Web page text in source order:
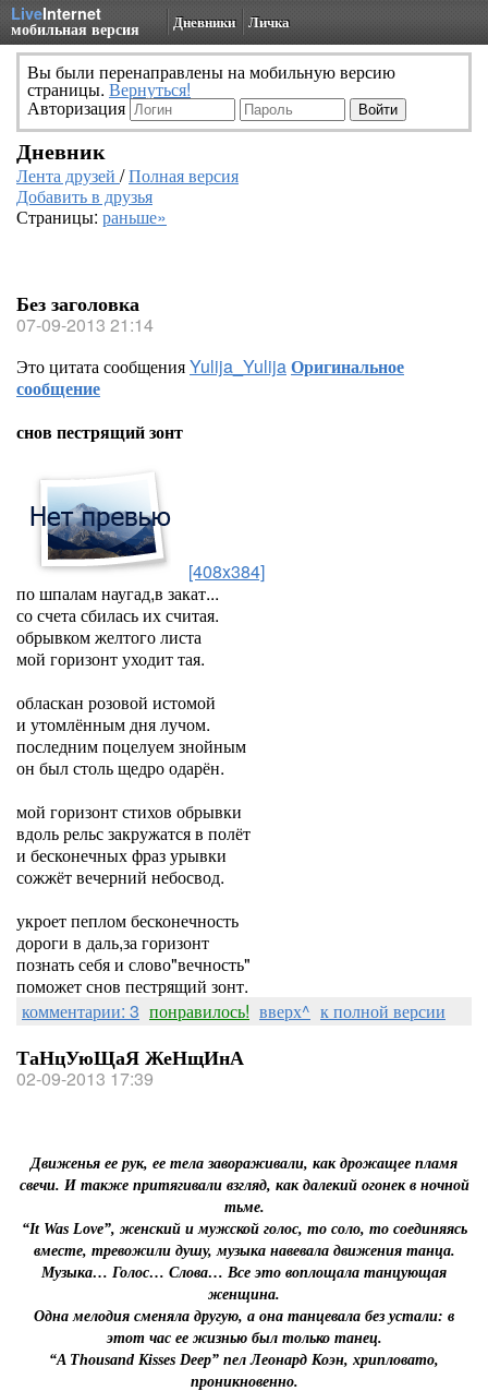
LiveInternet
мобильная версия Дневники Личка
Вы были перенаправлены на мобильную версию
страницы. Вернуться!
Авторизация
Дневник
Лента друзей /Полная версия
Добавить в друзья
Страницы: раньше»
Без заголовка
07-09-2013 21:14
Это цитата сообщенияYulija_YulijaОригинальное
сообщение
снов пестрящий зонт
[408x384]
по шпалам наугад,в закат...
со счета сбилась их считая.
обрывком желтого листа
мой горизонт уходит тая.
обласкан розовой истомой
и утомлённым дня лучом.
последним поцелуем знойным
он был столь щедро одарён.
мой горизонт стихов обрывки
вдоль рельс закружатся в полёт
и бесконечных фраз урывки
сожжёт вечерний небосвод.
укроет пеплом бесконечность
дороги в даль,за горизонт
познать себя и слово"вечность"
поможет снов пестрящий зонт.
комментарии: 3 понравилось! вверх^ к полной версии
ТаНцУюЩаЯ ЖеНщИнА
02-09-2013 17:39
Движенья ее рук, ее тела завораживали, как дрожащее пламя
свечи. И также притягивали взгляд, как далекий огонек в ночной
тьме.
“It Was Love”, женский и мужской голос, то соло, то соединяясь
вместе, тревожили душу, музыка навевала движения танца.
Музыка… Голос… Слова… Все это воплощала танцующая
женщина.
Одна мелодия сменяла другую, а она танцевала без устали: в
этот час ее жизнью был только танец.
“A Thousand Kisses Deep” пел Леонард Коэн, хрипловато,
проникновенно.